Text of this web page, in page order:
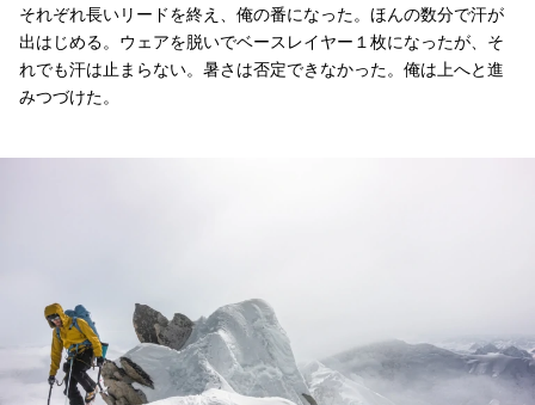
それぞれ長いリードを終え、俺の番になった。ほんの数分で汗が
出はじめる。ウェアを脱いでベースレイヤー１枚になったが、そ
れでも汗は止まらない。暑さは否定できなかった。俺は上へと進
みつづけた。